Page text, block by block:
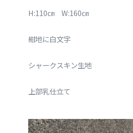
H:110㎝ W:160㎝
紺地に白文字
シャークスキン生地
上部乳仕立て